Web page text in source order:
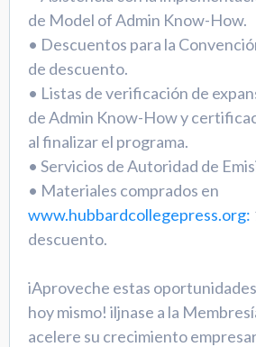
de Model of Admin Know-How.
• Descuentos para la
de descuento.
• Listas de verificación de
de Admin Know-How y
al finalizar el programa.
• Servicios de Autoridad de
• Materiales comprados en
www.hubbardcollegepress.org:
descuento.
iAproveche estas
hoy mismo! iljnase a la
acelere su crecimiento